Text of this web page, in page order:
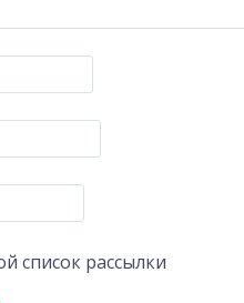
список рассылки